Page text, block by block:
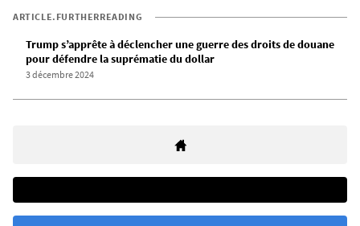
ARTICLE.FURTHERREADING
Trump s’apprête à déclencher une guerre des droits de douane
pour défendre la suprématie du dollar
3 décembre 2024